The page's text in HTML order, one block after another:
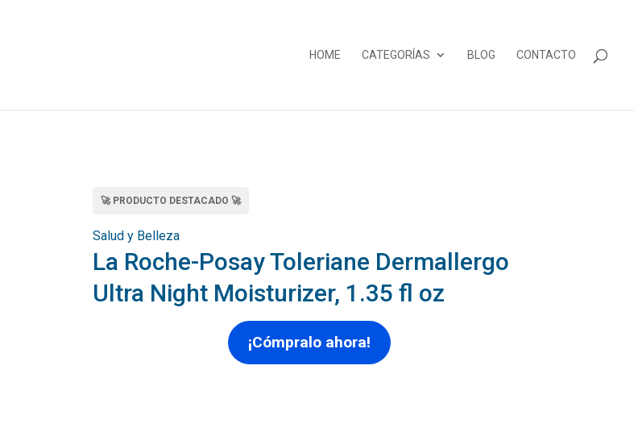
HOME CATEGORÍAS BLOG CONTACTO
🚀 PRODUCTO DESTACADO 🚀
Salud y Belleza
La Roche-Posay Toleriane Dermallergo
Ultra Night Moisturizer, 1.35 fl oz
¡Cómpralo ahora!